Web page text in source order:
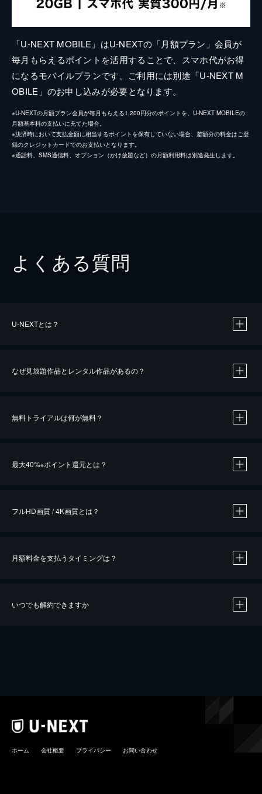
「U-NEXT MOBILE」はU-NEXTの「月額プラン」会員が
毎月もらえるポイントを活用することで、スマホ代がお得
になるモバイルプランです。ご利用には別途「U-NEXT M
OBILE」のお申し込みが必要となります。
※U-NEXTの月額プラン会員が毎月もらえる1,200円分のポイントを、U-NEXT MOBILEの
月額基本料の支払いに充てた場合。
※決済時において支払金額に相当するポイントを保有していない場合、差額分の料金はご登
録のクレジットカードでのお支払いとなります。
※通話料、SMS通信料、オプション（かけ放題など）の月額利用料は別途発生します。
よくある質問
U-NEXTとは？
なぜ見放題作品とレンタル作品があるの？
無料トライアルは何が無料？
最大40%※ポイント還元とは？
※40％ポイント還元の対象は、クレジットカード決済による作品の購入 / レンタルです。
iOSアプリのUコイン決済による作品の購入 / レンタルは、20％のポイント還元です。
フルHD画質 / 4K画質とは？
月額料金を支払うタイミングは？
いつでも解約できますか
ホーム 会社概要 プライバシー お問い合わせ